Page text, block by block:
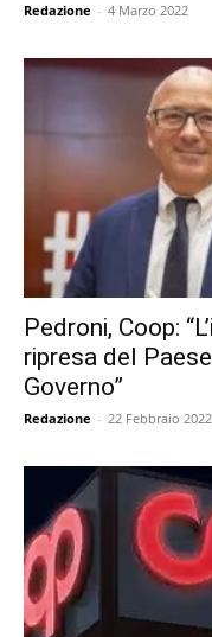
Redazione - 4 Marzo 2022
Pedroni, Coop:
ripresa del
Governo”
Redazione - 22 Febbraio 2022